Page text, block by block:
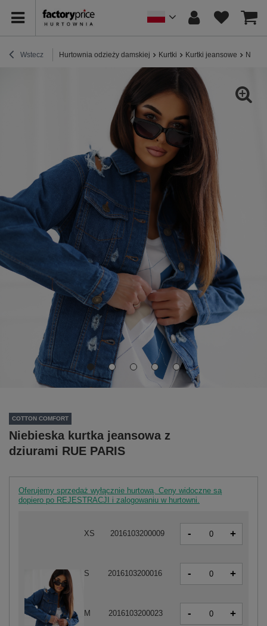
Wstecz Hurtownia odzieży damskiej Kurtki Kurtki jeansowe
COTTON COMFORT
Niebieska kurtka jeansowa z
dziurami RUE PARIS
Oferujemy sprzedaż wyłącznie hurtową. Ceny widoczne są
dopiero po REJESTRACJI i zalogowaniu w hurtowni.
XS 2016103200009 - +
S 2016103200016 - +
M 2016103200023 - +